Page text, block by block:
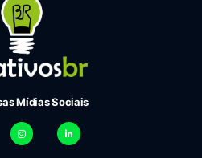
Mídias Sociais